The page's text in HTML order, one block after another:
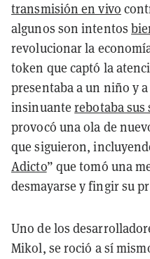
transmisión en vivo
algunos son intentos
revolucionar la
token que captó la
presentaba a un niño y
insinuanterebotaba sus
provocó una ola de
que siguieron,
Adicto” que tomó una
desmayarse y fingir su
Uno de los
Mikol, se roció a sí